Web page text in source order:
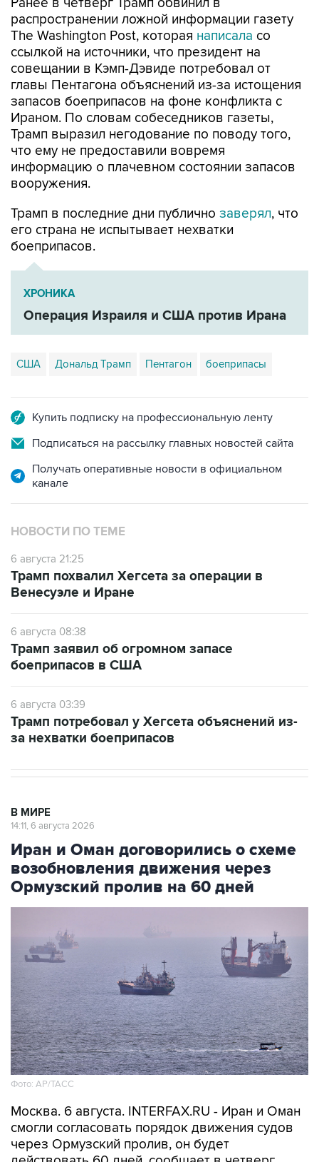
распространении ложной информации газету
The Washington Post, которая написала со
ссылкой на источники, что президент на
совещании в Кэмп-Дэвиде потребовал от
главы Пентагона объяснений из-за истощения
запасов боеприпасов на фоне конфликта с
Ираном. По словам собеседников газеты,
Трамп выразил негодование по поводу того,
что ему не предоставили вовремя
информацию о плачевном состоянии запасов
вооружения.
Трамп в последние дни публично заверял, что
его страна не испытывает нехватки
боеприпасов.
ХРОНИКА
Операция Израиля и США против Ирана
США Дональд Трамп Пентагон боеприпасы
Купить подписку на профессиональную ленту
Подписаться на рассылку главных новостей сайта
Получать оперативные новости в официальном
канале
НОВОСТИ ПО ТЕМЕ
6 августа 21:25
Трамп похвалил Хегсета за операции в
Венесуэле и Иране
6 августа 08:38
Трамп заявил об огромном запасе
боеприпасов в США
6 августа 03:39
Трамп потребовал у Хегсета объяснений из-
за нехватки боеприпасов
В МИРЕ
14:11, 6 августа 2026
Иран и Оман договорились о схеме
возобновления движения через
Ормузский пролив на 60 дней
Фото: AP/ТАСС
Москва. 6 августа. INTERFAX.RU - Иран и Оман
смогли согласовать порядок движения судов
через Ормузский пролив, он будет